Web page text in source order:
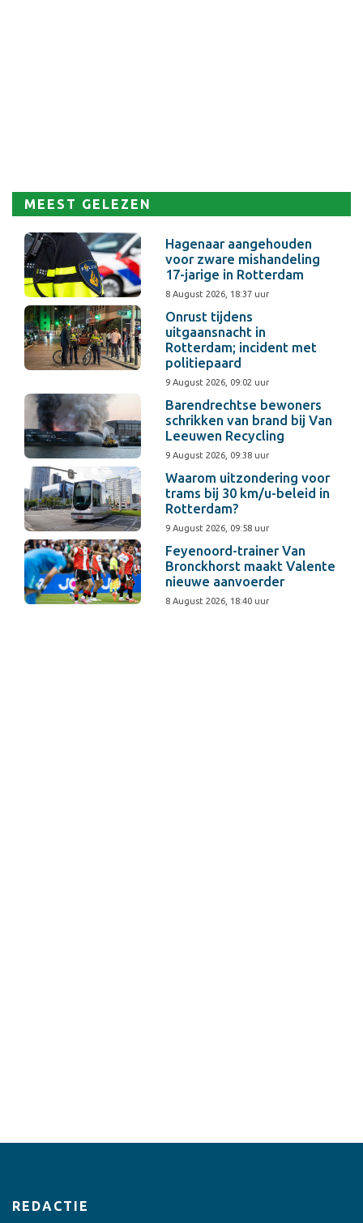
MEEST GELEZEN
Hagenaar aangehouden
voor zware mishandeling
17-jarige in Rotterdam
8 August 2026, 18:37 uur
Onrust tijdens
uitgaansnacht in
Rotterdam; incident met
politiepaard
9 August 2026, 09:02 uur
Barendrechtse bewoners
schrikken van brand bij Van
Leeuwen Recycling
9 August 2026, 09:38 uur
Waarom uitzondering voor
trams bij 30 km/u-beleid in
Rotterdam?
9 August 2026, 09:58 uur
Feyenoord-trainer Van
Bronckhorst maakt Valente
nieuwe aanvoerder
8 August 2026, 18:40 uur
REDACTIE